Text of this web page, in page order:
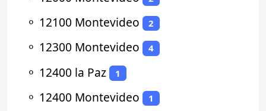
⚬ 12100 Montevideo 2
⚬ 12300 Montevideo 4
⚬ 12400 la Paz 1
⚬ 12400 Montevideo 1